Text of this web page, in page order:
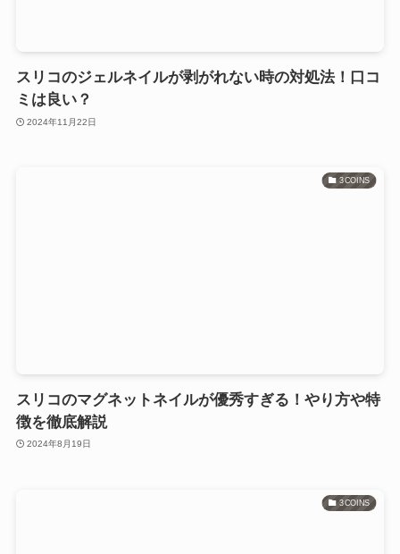
スリコのジェルネイルが剥がれない時の対処法！口コ
ミは良い？
2024年11月22日
3COINS
スリコのマグネットネイルが優秀すぎる！やり方や特
徴を徹底解説
2024年8月19日
3COINS